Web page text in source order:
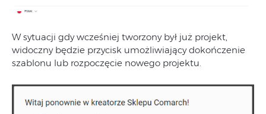
W sytuacji gdy wcześniej tworzony był już projekt,
widoczny będzie przycisk umożliwiający dokończenie
szablonu lub rozpoczęcie nowego projektu.